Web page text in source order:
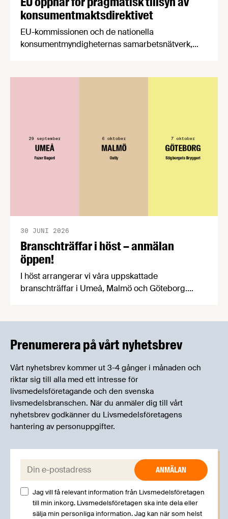
konsumentmaktsdirektivet
EU-kommissionen och de nationella
konsumentmyndigheternas samarbetsnätverk,
Branschträffar i höst – anmälan
öppen!
30 JUNI 2026
I höst arrangerar vi våra uppskattade
branschträffar i Umeå, Malmö och Göteborg.
Prenumerera på vårt nyhetsbrev
Vårt nyhetsbrev kommer ut 3-4 gånger i månaden och
riktar sig till alla med ett intresse för
livsmedelsföretagande och den svenska
livsmedelsbranschen. När du anmäler dig till vårt
nyhetsbrev godkänner du Livsmedelsföretagens
hantering av personuppgifter.
E-post:
Jag vill få relevant information från Livsmedelsföretagen
till min inkorg. Livsmedelsföretagen ska inte dela eller
sälja min personliga information. Jag kan när som helst